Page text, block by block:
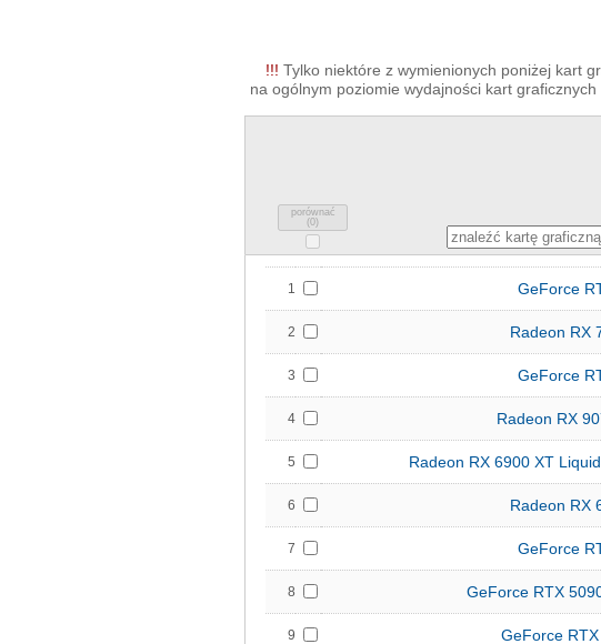
!!! Tylko niektóre z wymienionych poniżej kart
na ogólnym poziomie wydajności kart
porównać
(0)
1 GeForce
2 Radeon RX
3 GeForce
4 Radeon RX
5 Radeon RX 6900 XT
6 Radeon RX
7 GeForce
8 GeForce RTX
9 GeForce